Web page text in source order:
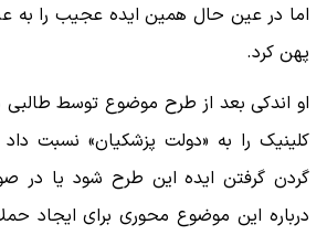
اما در عین حال همین ایده عجیب را به
پهن کرد.
او اندکی بعد از طرح موضوع توسط طالبی
کلینیک را به «دولت پزشکیان» نسبت داد
گردن گرفتن ایده این طرح شود یا در
درباره این موضوع محوری برای ایجاد